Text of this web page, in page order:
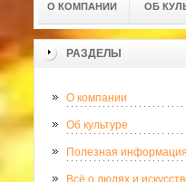
О КОМПАНИИ ОБ
РАЗДЕЛЫ
О компании
Об культуре
Полезная информация
Всё о людях и